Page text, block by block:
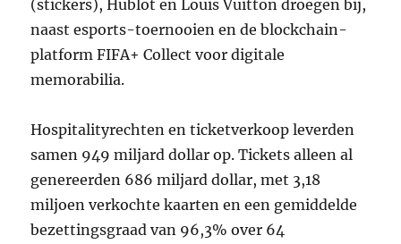
(stickers), Hublot en Louis Vuitton droegen bij,
naast esports-toernooien en de blockchain-
platform FIFA+ Collect voor digitale
memorabilia.
Hospitalityrechten en ticketverkoop leverden
samen 949 miljard dollar op. Tickets alleen al
genereerden 686 miljard dollar, met 3,18
miljoen verkochte kaarten en een gemiddelde
bezettingsgraad van 96,3% over 64